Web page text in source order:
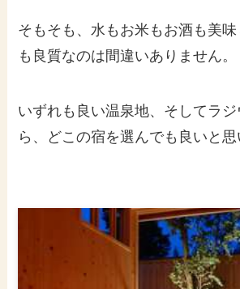
そもそも、水もお米もお酒も美
も良質なのは間違いありません。
いずれも良い温泉地、そしてラ
ら、どこの宿を選んでも良いと思